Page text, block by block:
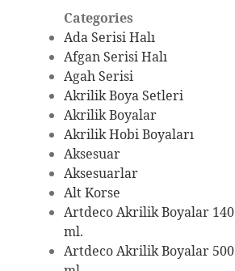
Categories
Ada Serisi Halı
Afgan Serisi Halı
Agah Serisi
Akrilik Boya Setleri
Akrilik Boyalar
Akrilik Hobi Boyaları
Aksesuar
Aksesuarlar
Alt Korse
Artdeco Akrilik Boyalar 140
ml.
Artdeco Akrilik Boyalar 500